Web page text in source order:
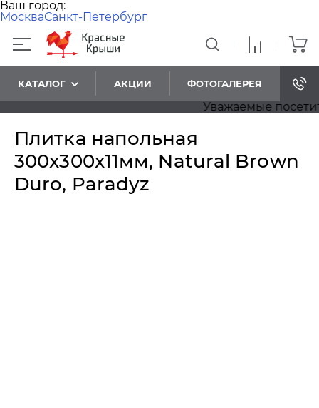
Ваш город:
МоскваСанкт-Петербург
КАТАЛОГ АКЦИИ ФОТОГАЛЕРЕЯ
Уважаемые
Плитка напольная
300x300x11мм, Natural Brown
Duro, Paradyz